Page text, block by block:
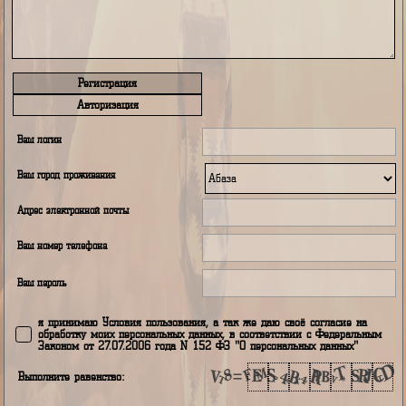
Ваш город проживания
Адрес электронной почты
Ваш номер телефона